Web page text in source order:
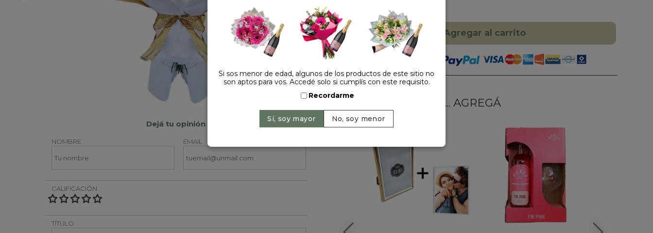
Dejá tu opinión
NOMBRE EMAIL
CALIFICACIÓN
TÍTULO
Agregar al carrito
HACELO ESPECIAL... AGREGÁ
Si sos menor de edad, algunos de los productos de este sitio no
son aptos para vos. Accedé solo si cumplís con este requisito.
Recordarme